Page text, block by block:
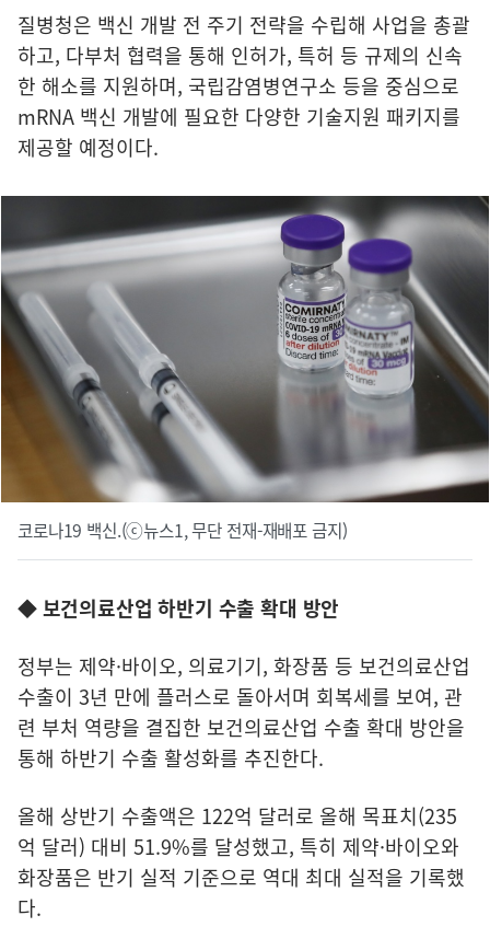
질병청은 백신 개발 전 주기 전략을 수립해 사업을 총괄
하고, 다부처 협력을 통해 인허가, 특허 등 규제의 신속
한 해소를 지원하며, 국립감염병연구소 등을 중심으로
mRNA 백신 개발에 필요한 다양한 기술지원 패키지를
제공할 예정이다.
코로나19 백신.(ⓒ뉴스1, 무단 전재-재배포 금지)
◆ 보건의료산업 하반기 수출 확대 방안
정부는 제약·바이오, 의료기기, 화장품 등 보건의료산업
수출이 3년 만에 플러스로 돌아서며 회복세를 보여, 관
련 부처 역량을 결집한 보건의료산업 수출 확대 방안을
통해 하반기 수출 활성화를 추진한다.
올해 상반기 수출액은 122억 달러로 올해 목표치(235
억 달러) 대비 51.9%를 달성했고, 특히 제약·바이오와
화장품은 반기 실적 기준으로 역대 최대 실적을 기록했
다.